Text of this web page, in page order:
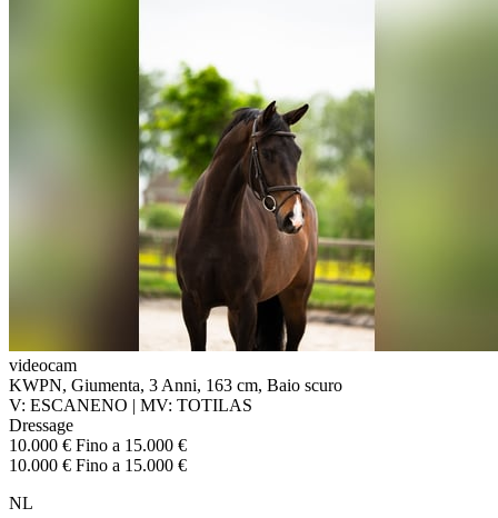
videocam
KWPN, Giumenta, 3 Anni, 163 cm, Baio scuro
V: ESCANENO | MV: TOTILAS
Dressage
10.000 € Fino a 15.000 €
10.000 € Fino a 15.000 €
NL